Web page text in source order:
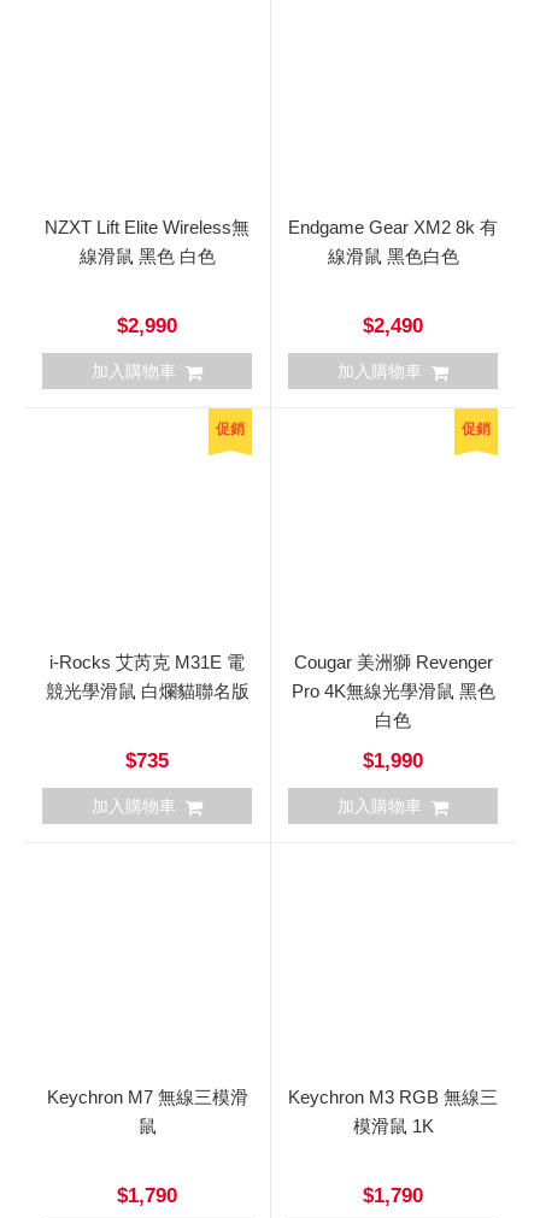
NZXT Lift Elite Wireless無
線滑鼠 黑色 白色
$2,990
加入購物車
Endgame Gear XM2 8k 有
線滑鼠 黑色白色
$2,490
加入購物車
促銷
i-Rocks 艾芮克 M31E 電
競光學滑鼠 白爛貓聯名版
$735
加入購物車
促銷
Cougar 美洲獅 Revenger
Pro 4K無線光學滑鼠 黑色
白色
$1,990
加入購物車
Keychron M7 無線三模滑
鼠
$1,790
Keychron M3 RGB 無線三
模滑鼠 1K
$1,790